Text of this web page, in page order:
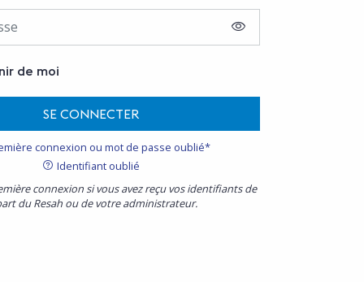
AFFICHER LE MOT
de moi
SE CONNECTER
connexion ou mot de passe oublié*
Identifiant oublié
connexion si vous avez reçu vos identifiants de
du Resah ou de votre administrateur.